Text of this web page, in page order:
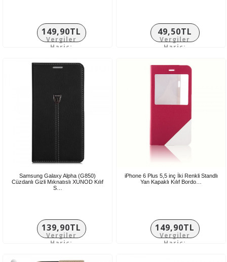
149,90TL
Vergiler
Hariç:
49,50TL
Vergiler
Hariç:
Samsung Galaxy Alpha (G850)
Cüzdanlı Gizli Mıknatıslı XUNOD Kılıf
S…
139,90TL
Vergiler
Hariç:
iPhone 6 Plus 5,5 inç İki Renkli Standlı
Yan Kapaklı Kılıf Bordo…
149,90TL
Vergiler
Hariç: